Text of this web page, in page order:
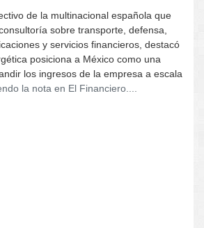
de la multinacional española que
sobre transporte, defensa,
y servicios financieros, destacó
posiciona a México como una
los ingresos de la empresa a escala
la nota en El Financiero....